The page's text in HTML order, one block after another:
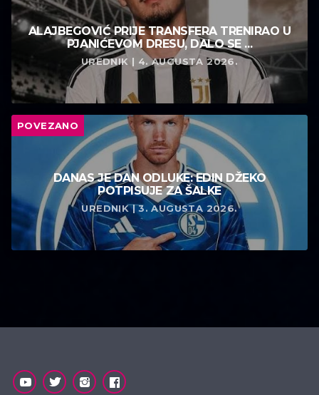
ALAJBEGOVIĆ PRIJE TRANSFERA TRENIRAO U
PJANIĆEVOM DRESU, DALO SE ...
UREDNIK | 4. AUGUSTA 2026.
POVEZANO
DANAS JE DAN ODLUKE: EDIN DŽEKO
POTPISUJE ZA ŠALKE
UREDNIK | 3. AUGUSTA 2026.